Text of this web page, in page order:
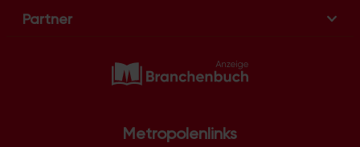
Partner
Metropolenlinks